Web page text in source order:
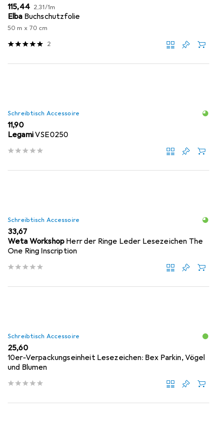
EUR
115,44 EUR
2,31/1m
Elba Buchschutzfolie
50 m x 70 cm
2
Schreibtisch Accessoire
EUR
11,90
LegamiVSE0250
Schreibtisch Accessoire
EUR
33,67
Weta Workshop Herr der Ringe Leder Lesezeichen The
One Ring Inscription
Schreibtisch Accessoire
EUR
25,60
10er-Verpackungseinheit Lesezeichen: Bex Parkin, Vögel
und Blumen